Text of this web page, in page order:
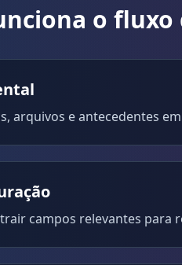
o
arquivos e antecedentes
campos relevantes para